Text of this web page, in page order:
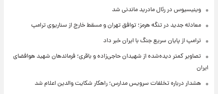
وینیسیوس در رئال مادرید ماندنی شد
معادله جدید در تنگه هرمز؛ توافق تهران و مسقط خارج از سناریوی ترامپ
ترامپ از پایان سریع جنگ با ایران خبر داد
تصاویر کمتر دیده‌شده از شهیدان حاجی‌زاده و باقری؛ فرماندهان شهید هوافضای
ایران
هشدار درباره تخلفات سرویس مدارس؛ راهکار شکایت والدین اعلام شد